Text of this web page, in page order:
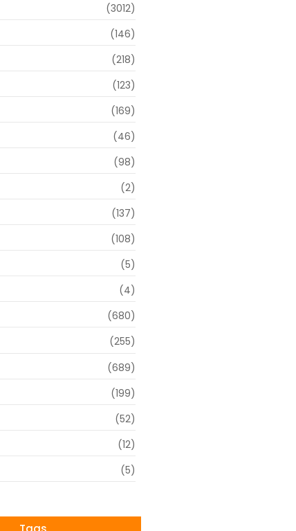
(3012)
(146)
(218)
(123)
(169)
(46)
(98)
(2)
(137)
(108)
(5)
(4)
(680)
(255)
(689)
(199)
(52)
(12)
(5)